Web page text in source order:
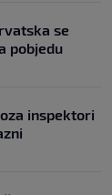
se
pobjedu
inspektori